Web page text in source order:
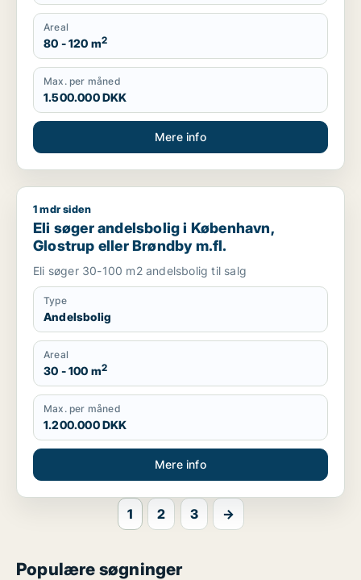
Areal
80 - 120 m2
Max. per måned
1.500.000 DKK
Mere info
Eli søger andelsbolig i København, Glostrup eller Brøndby
1 mdr siden
Eli søger andelsbolig i København,
Glostrup eller Brøndby m.fl.
Eli søger 30-100 m2 andelsbolig til salg
Type
Andelsbolig
Areal
30 - 100 m2
Max. per måned
1.200.000 DKK
Mere info
1 2 3 →
Populære søgninger